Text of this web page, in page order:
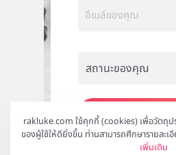
rakluke.com ใช้คุกกี้ (cookies) เพื่อวัตถุ
ของผู้ใช้ให้ดียิ่งขึ้น ท่านสามารถศึกษารายละเ
เพิ่มเติม
สมัคร